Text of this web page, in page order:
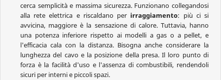
cerca semplicità e massima sicurezza. Funzionano collegandosi
alla rete elettrica e riscaldano per irraggiamento: più ci si
avvicina, maggiore è la sensazione di calore. Tuttavia, hanno
una potenza inferiore rispetto ai modelli a gas o a pellet, e
l'efficacia cala con la distanza. Bisogna anche considerare la
lunghezza del cavo e la posizione della presa. Il loro punto di
forza è la facilità d'uso e l'assenza di combustibili, rendendoli
sicuri per interni e piccoli spazi.